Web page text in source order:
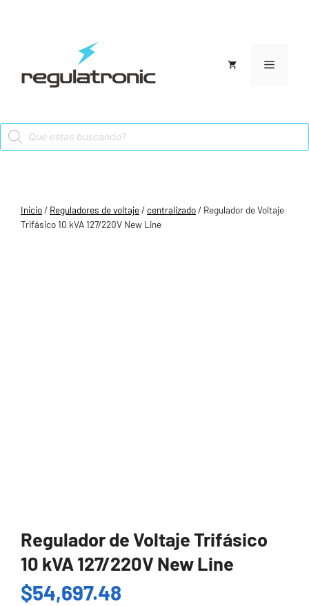
Menú
Products
search
Inicio/ Reguladores de voltaje/centralizado/ Regulador de Voltaje
Trifásico 10 kVA 127/220V New Line
Regulador de Voltaje Trifásico
10 kVA 127/220V New Line
$54,697.48